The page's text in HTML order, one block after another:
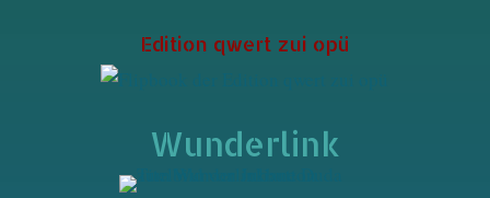
Edition qwert zui opü
Wunderlink